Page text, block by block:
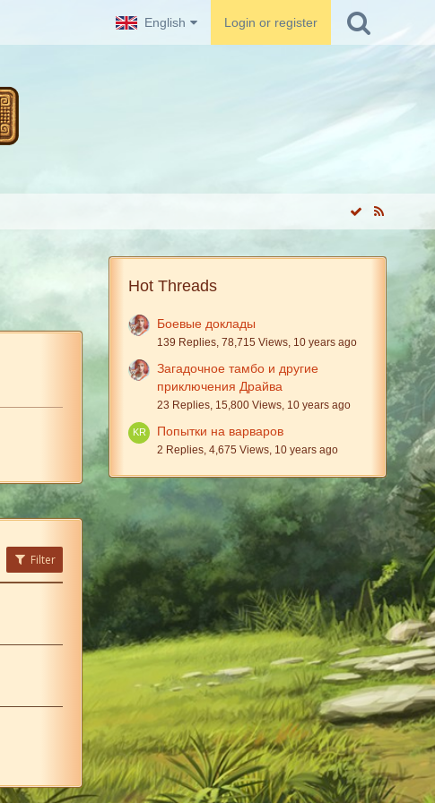
English Login or register
Filter
Hot Threads
Боевые доклады
139 Replies, 78,715 Views, 10 years ago
Загадочное тамбо и другие
приключения Драйва
23 Replies, 15,800 Views, 10 years ago
Попытки на варваров
2 Replies, 4,675 Views, 10 years ago